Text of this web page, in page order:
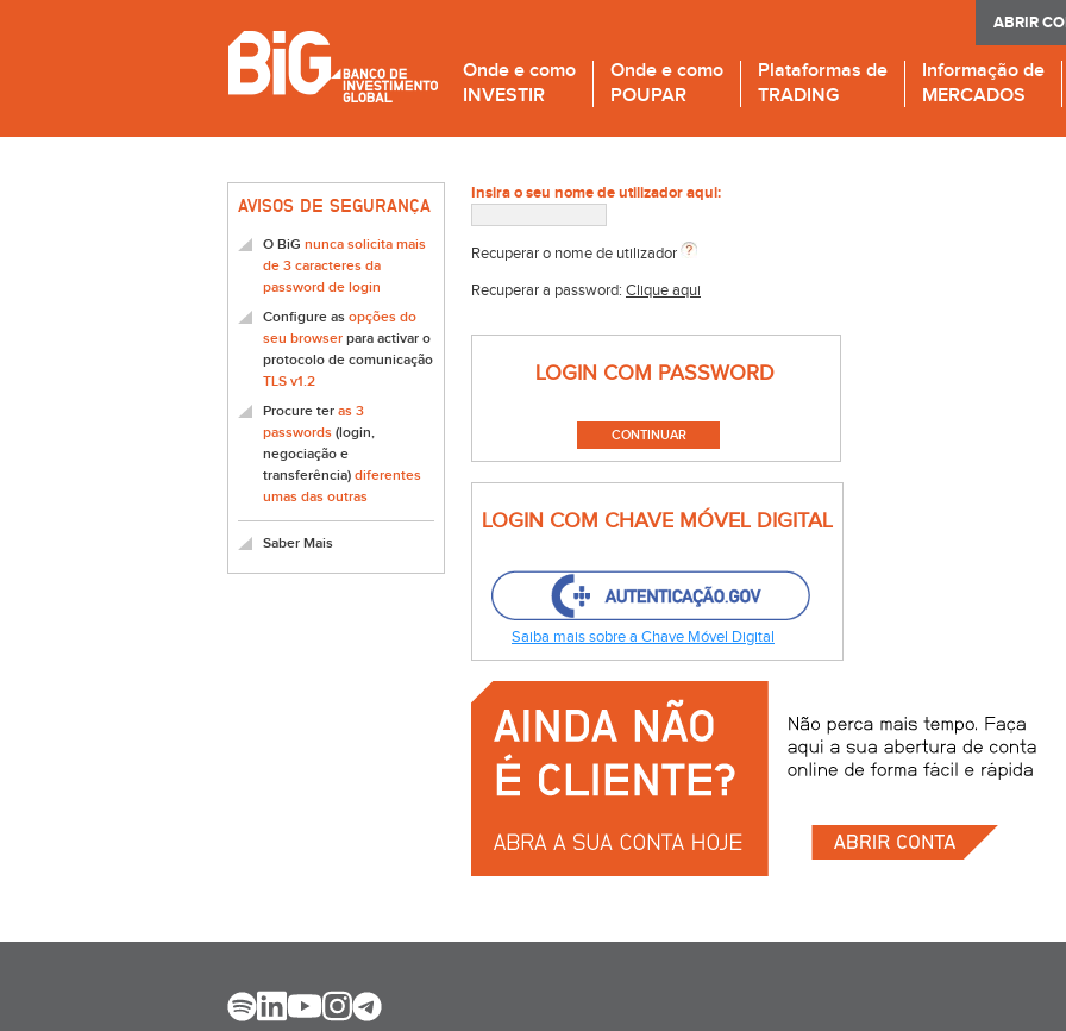
ABRIR
Onde e como
INVESTIR
Onde e como
POUPAR
Plataformas de
TRADING
Informação de
MERCADOS
AVISOS DE SEGURANÇA
O BiG nunca solicita mais
de 3 caracteres da
password de login
Configure as opções do
seu browser para activar o
protocolo de comunicação
TLS v1.2
Procure ter as 3
passwords (login,
negociação e
transferência) diferentes
umas das outras
Saber Mais
Insira o seu nome de utilizador aqui:
Recuperar o nome de utilizador
Recuperar a password: Clique aqui
LOGIN COM PASSWORD
LOGIN COM CHAVE MÓVEL DIGITAL
Saiba mais sobre a Chave Móvel Digital